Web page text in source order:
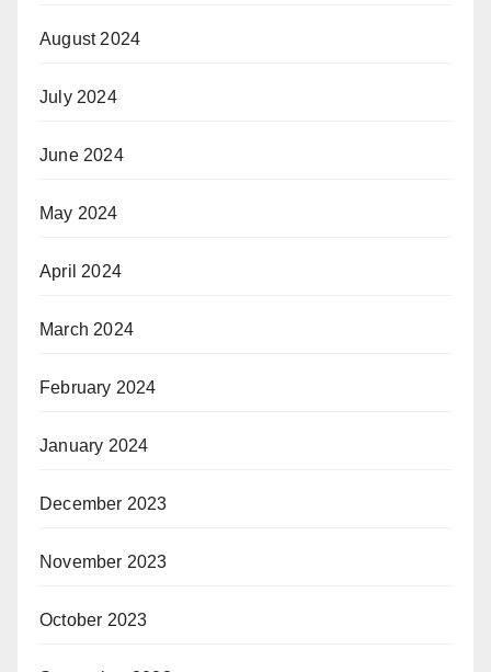
August 2024
July 2024
June 2024
May 2024
April 2024
March 2024
February 2024
January 2024
December 2023
November 2023
October 2023